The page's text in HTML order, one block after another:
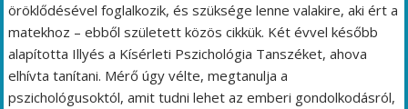
öröklődésével foglalkozik, és szüksége lenne valakire, aki ért a
matekhoz – ebből született közös cikkük. Két évvel később
alapította Illyés a Kísérleti Pszichológia Tanszéket, ahova
elhívta tanítani. Mérő úgy vélte, megtanulja a
pszichológusoktól, amit tudni lehet az emberi gondolkodásról,